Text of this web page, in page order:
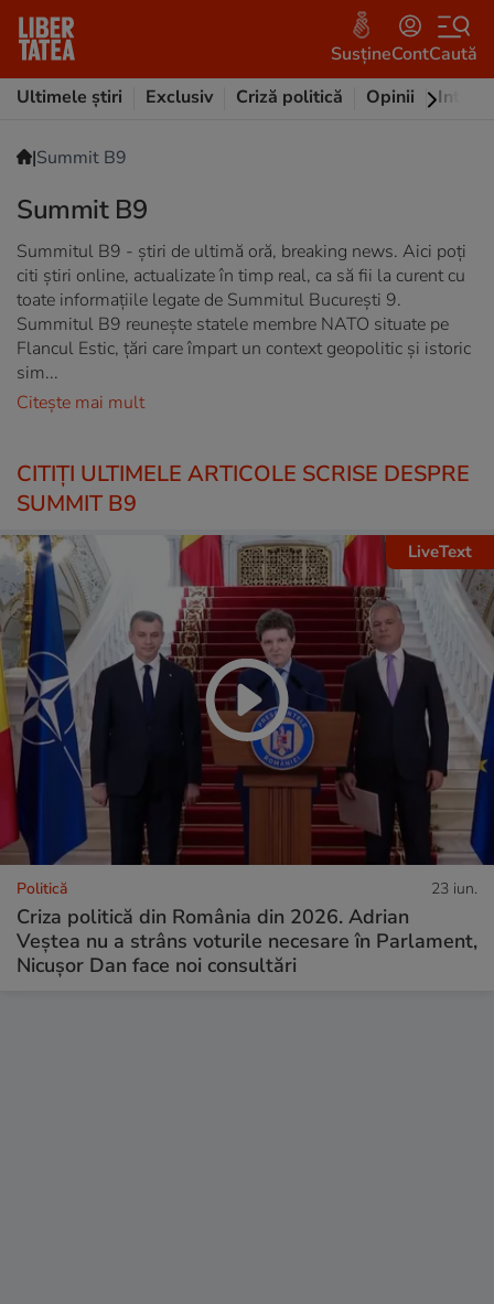
SusțineContCaută
Ultimele știri
Exclusiv Criză politică Opinii
|Summit B9
Summit B9
Summitul B9 - știri de ultimă oră, breaking news. Aici poți
citi știri online, actualizate în timp real, ca să fii la curent cu
toate informațiile legate de Summitul București 9.
Summitul B9 reunește statele membre NATO situate pe
Flancul Estic, țări care împart un context geopolitic și istoric
sim...
Citește mai mult
CITIȚI ULTIMELE ARTICOLE SCRISE DESPRE
SUMMIT B9
LiveText
Politică 23 iun.
Criza politică din România din 2026. Adrian
Veștea nu a strâns voturile necesare în Parlament,
Nicușor Dan face noi consultări